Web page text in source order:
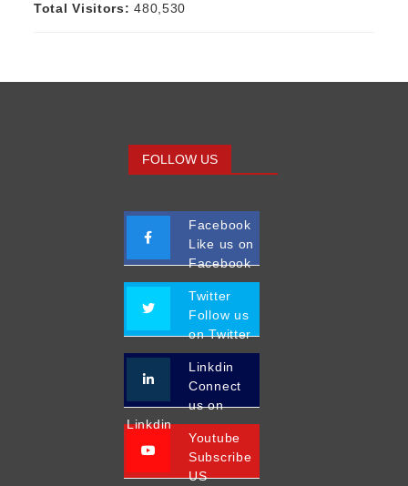
Total Visitors:480,530
FOLLOW US
Facebook
Like us on
Facebook
Twitter
Follow us
on Twitter
Linkdin
Connect
us on
Linkdin
Youtube
Subscribe
US